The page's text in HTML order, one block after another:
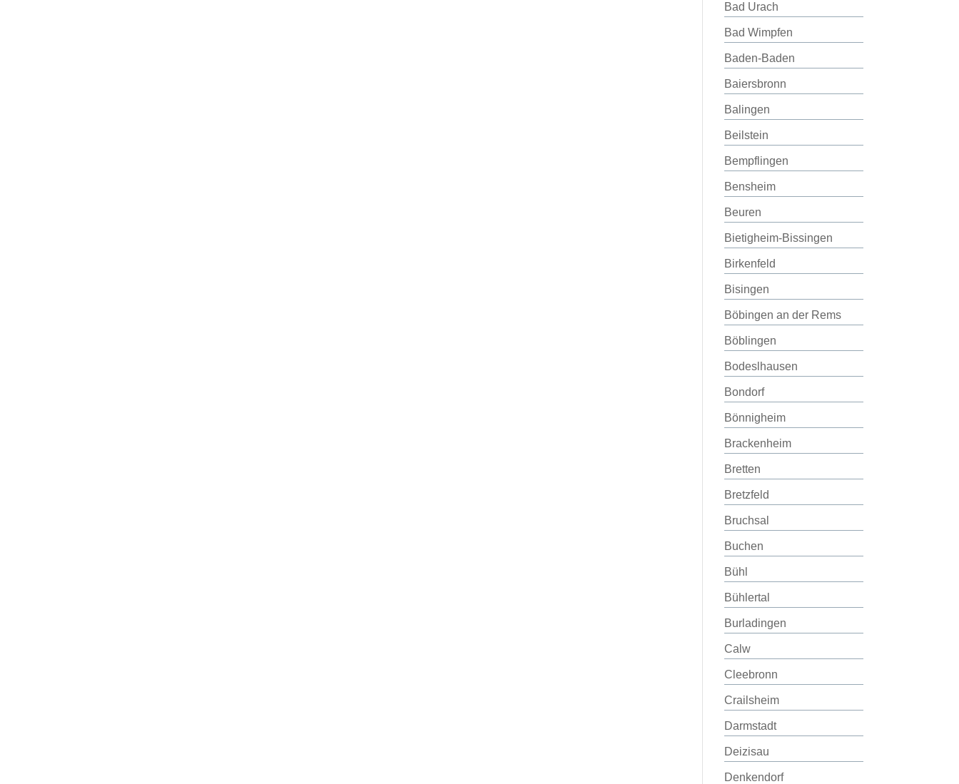
Bad Urach
Bad Wimpfen
Baden-Baden
Baiersbronn
Balingen
Beilstein
Bempflingen
Bensheim
Beuren
Bietigheim-Bissingen
Birkenfeld
Bisingen
Böbingen an der Rems
Böblingen
Bodeslhausen
Bondorf
Bönnigheim
Brackenheim
Bretten
Bretzfeld
Bruchsal
Buchen
Bühl
Bühlertal
Burladingen
Calw
Cleebronn
Crailsheim
Darmstadt
Deizisau
Denkendorf